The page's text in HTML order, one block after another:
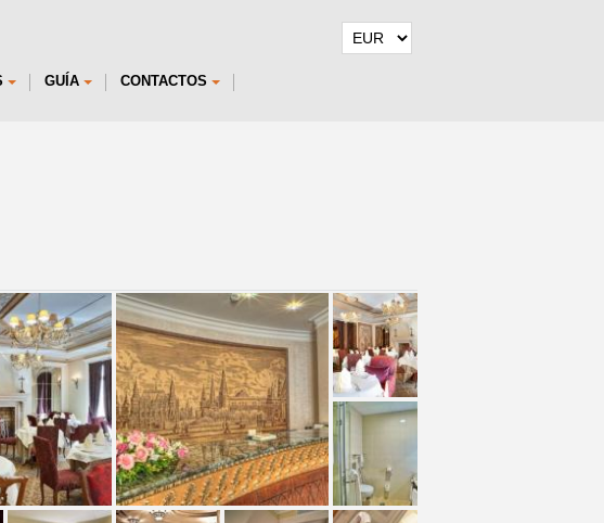
GUÍA CONTACTOS